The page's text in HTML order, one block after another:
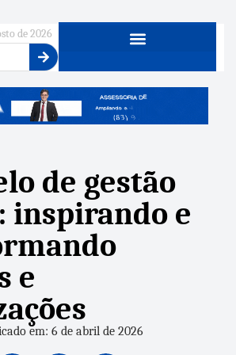
de 2026
de gestão
inspirando e
e
em: 6 de abril de 2026